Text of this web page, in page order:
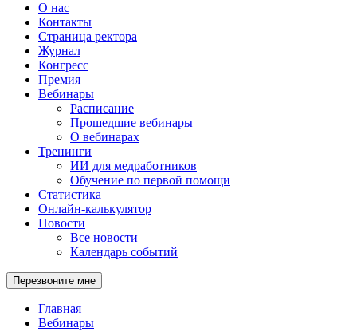
О нас
Контакты
Страница ректора
Журнал
Конгресс
Премия
Вебинары
Расписание
Прошедшие вебинары
О вебинарах
Тренинги
ИИ для медработников
Обучение по первой помощи
Статистика
Онлайн-калькулятор
Новости
Все новости
Календарь событий
Перезвоните мне
Главная
Вебинары